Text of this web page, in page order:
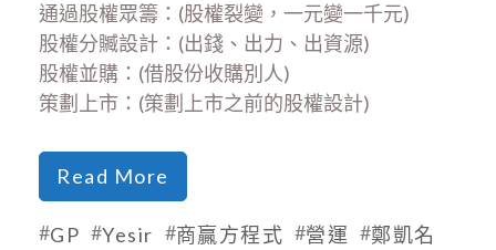
通過股權眾籌：(股權裂變，一元變一千元)
股權分贓設計：(出錢、出力、出資源)
股權並購：(借股份收購別人)
策劃上市：(策劃上市之前的股權設計)
Read More
#GP #Yesir #商贏方程式 #營運 #鄭凱名